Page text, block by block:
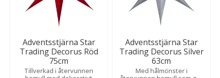
Adventsstjärna Star
Trading Decorus Röd
75cm
Tillverkad i återvunnen
Adventsstjärna Star
Trading Decorus Silver
63cm
Med hålmönster i